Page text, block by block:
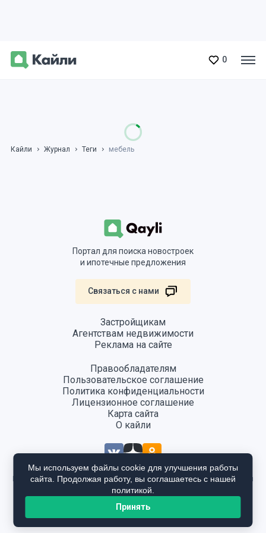
0
Кайли Журнал Теги мебель
Портал для поиска новостроек
и ипотечные предложения
Связаться с нами
Застройщикам
Агентствам недвижимости
Реклама на сайте
Правообладателям
Пользовательское соглашение
Политика конфиденциальности
Лицензионное соглашение
Карта сайта
О кайли
Информация, размещенная на сайте, не является публичной офертой
и предоставляется в ознакомительных целях. Для получения
подробной информации общайтесь в отдел продаж застройщика.
Мы используем файлы cookie для улучшения работы
сайта. Продолжая работу, вы соглашаетесь с нашей
политикой.
Принять